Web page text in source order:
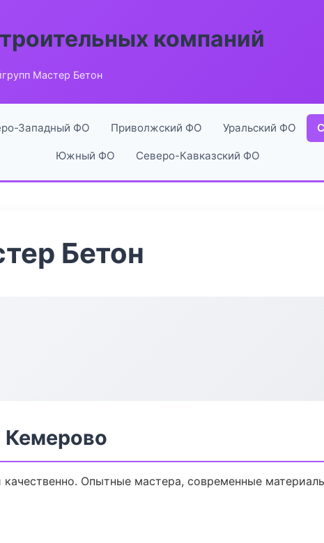
компаний
Мастер Бетон
Западный ФО Приволжский ФО Уральский ФО
Южный ФО Северо-Кавказский ФО
Бетон
Кемерово
Опытные мастера, современные